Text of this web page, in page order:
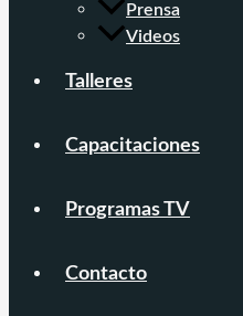
Prensa
Videos
Talleres
Capacitaciones
Programas TV
Contacto